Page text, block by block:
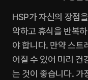
HSP가 자신의 장점
악하고 휴식을 반복
야 합니다. 만약 스트
어질 수 있어 미리 건
는 것이 좋습니다. 가